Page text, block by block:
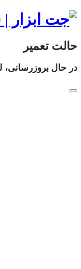
حالت تعمیر
در حال بروزرسانی،